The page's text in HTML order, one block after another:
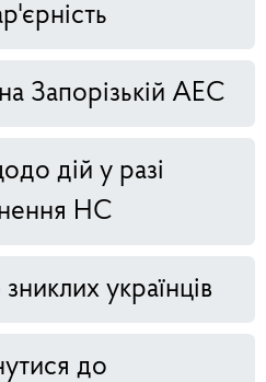
на Запорізькій АЕС
дій у разі
НС
українців
до